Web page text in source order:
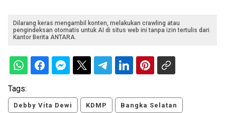
Dilarang keras mengambil konten, melakukan crawling atau
pengindeksan otomatis untuk AI di situs web ini tanpa izin tertulis dari
Kantor Berita ANTARA.
Tags:
Debby Vita Dewi KDMP Bangka Selatan